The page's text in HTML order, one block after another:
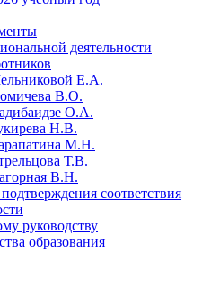
деятельности
Е.А.
В.О.
О.А.
Н.В.
М.Н.
Т.В.
В.Н.
соответствия
руководству
образования